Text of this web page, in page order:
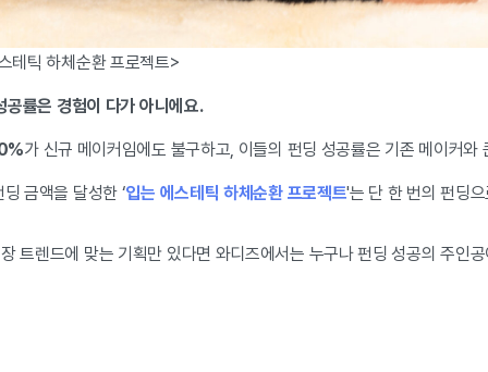
테틱 하체순환 프로젝트>
률은 경험이 다가 아니에요.
가 신규 메이커임에도 불구하고, 이들의 펀딩 성공률은 기존 메이커와
금액을 달성한 ‘입는 에스테틱 하체순환 프로젝트'는 단 한 번의 펀딩
트렌드에 맞는 기획만 있다면 와디즈에서는 누구나 펀딩 성공의 주인